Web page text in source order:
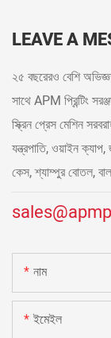
LEAVE A
২৫ বছরেরও বেশি
সাথে APM প্রিন্টিং
স্ক্রিন প্রেস মেশিন
যন্ত্রপাতি, ওয়াইন
কেস, শ্যাম্পুর বোতল,
নাম
ইমেইল